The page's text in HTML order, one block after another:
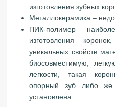
изготовления зубных
Металлокерамика –
ПИК-полимер –
изготовления
уникальных свойств
биосовместимую,
легкости, такая
опорный зуб либо
установлена.